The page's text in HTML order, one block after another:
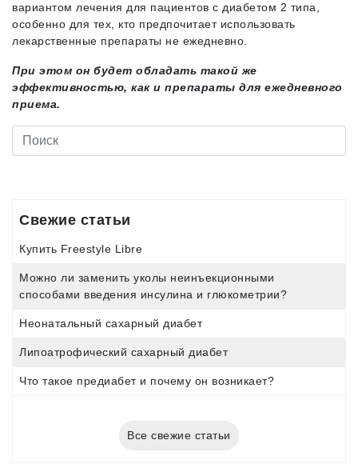
вариантом лечения для пациентов с диабетом 2 типа,
особенно для тех, кто предпочитает использовать
лекарственные препараты не ежедневно.
При этом он будет обладать такой же
эффективностью, как и препараты для ежедневного
приема.
Свежие статьи
Купить Freestyle Libre
Можно ли заменить уколы неинъекционными
способами введения инсулина и глюкометрии?
Неонатальный сахарный диабет
Липоатрофический сахарный диабет
Что такое предиабет и почему он возникает?
Все свежие статьи